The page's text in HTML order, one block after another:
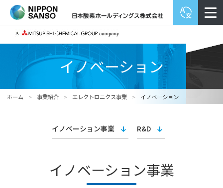
イノベーション
ホーム > 事業紹介 > エレクトロニクス事業 > イノベーション
イノベーション事業 R&D
イノベーション事業